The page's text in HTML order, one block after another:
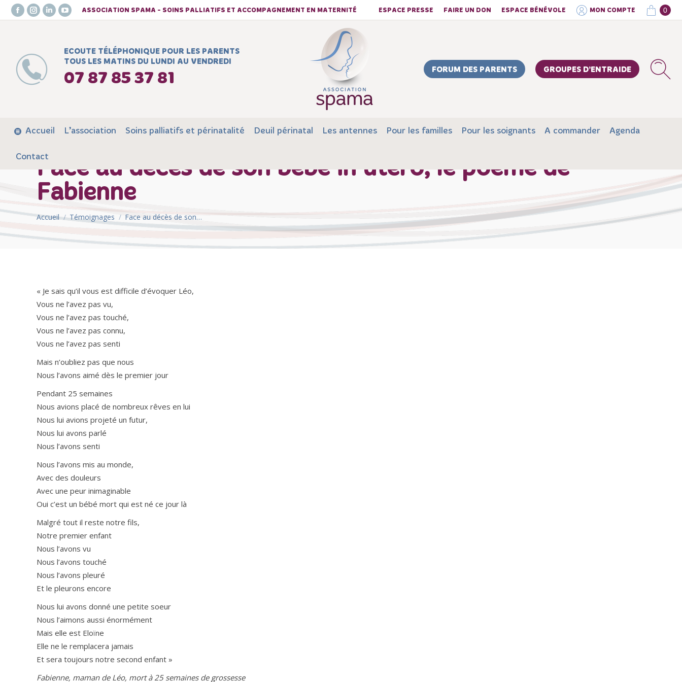
Facebook
in
new
window
Instagram
in
new
window
LinkedIn
window
YouTube
in
window
ASSOCIATION SPAMA - SOINS PALLIATIFS ET ACCOMPAGNEMENT EN MATERNITÉ ESPACE PRESSE FAIRE UN DON ESPACE BÉNÉVOLE MON COMPTE 0
ECOUTE TÉLÉPHONIQUE POUR LES PARENTS
TOUS LES MATINS DU LUNDI AU VENDREDI
07 87 85 37 81
FORUM DES PARENTS GROUPES D’ENTRAIDE
Accueil L’association Soins palliatifs et périnatalité Deuil périnatal Les antennes Pour les familles Pour les soignants A commander Agenda
Contact
Face au décès de son bébé in utero, le poème de
Fabienne
Vous êtes ici :
Accueil Témoignages Face au décès de son…
« Je sais qu’il vous est difficile d’évoquer Léo,
Vous ne l’avez pas vu,
Vous ne l’avez pas touché,
Vous ne l’avez pas connu,
Vous ne l’avez pas senti
Mais n’oubliez pas que nous
Nous l’avons aimé dès le premier jour
Pendant 25 semaines
Nous avions placé de nombreux rêves en lui
Nous lui avions projeté un futur,
Nous lui avons parlé
Nous l’avons senti
Nous l’avons mis au monde,
Avec des douleurs
Avec une peur inimaginable
Oui c’est un bébé mort qui est né ce jour là
Malgré tout il reste notre fils,
Notre premier enfant
Nous l’avons vu
Nous l’avons touché
Nous l’avons pleuré
Et le pleurons encore
Nous lui avons donné une petite soeur
Nous l’aimons aussi énormément
Mais elle est Eloïne
Elle ne le remplacera jamais
Et sera toujours notre second enfant »
Fabienne, maman de Léo, mort à 25 semaines de grossesse